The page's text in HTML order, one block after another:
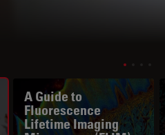
A Guide to
Fluorescence
Lifetime Imaging